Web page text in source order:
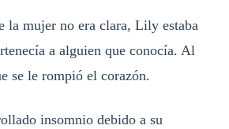
la mujer no era clara, Lily estaba
a alguien que conocía. Al
se le rompió el corazón.
insomnio debido a su